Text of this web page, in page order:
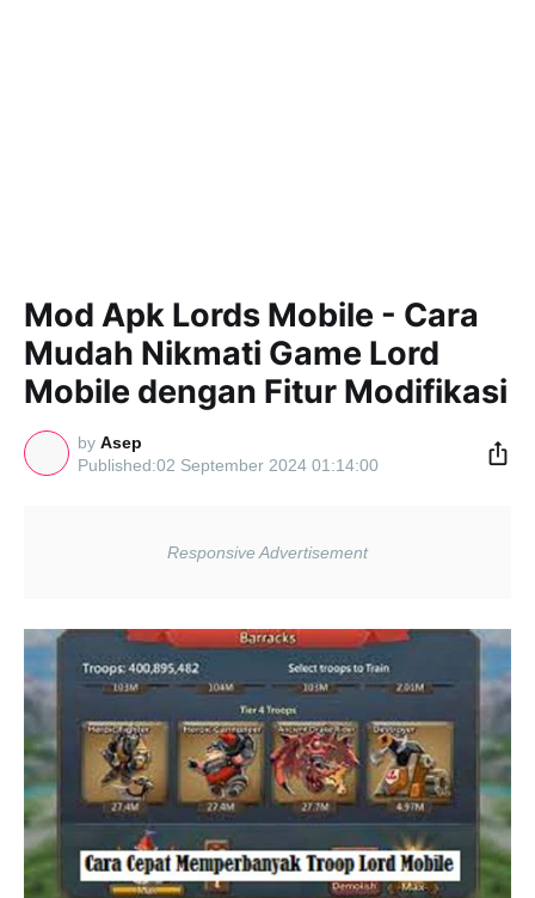
Mod Apk Lords Mobile - Cara
Mudah Nikmati Game Lord
Mobile dengan Fitur Modifikasi
by Asep
02 September 2024 01:14:00